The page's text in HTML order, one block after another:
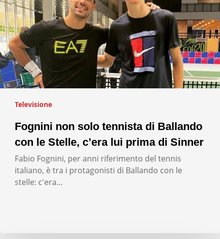
Televisione
Fognini non solo tennista di Ballando
con le Stelle, c’era lui prima di Sinner
Fabio Fognini, per anni riferimento del tennis
italiano, è tra i protagonisti di Ballando con le
stelle: c'era…